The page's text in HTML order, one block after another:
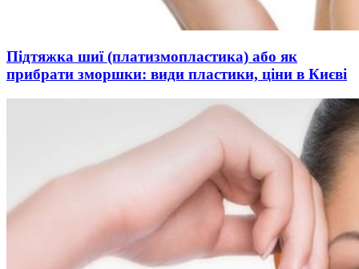
Підтяжка шиї (платизмопластика) або як
прибрати зморшки: види пластики, ціни в Києві